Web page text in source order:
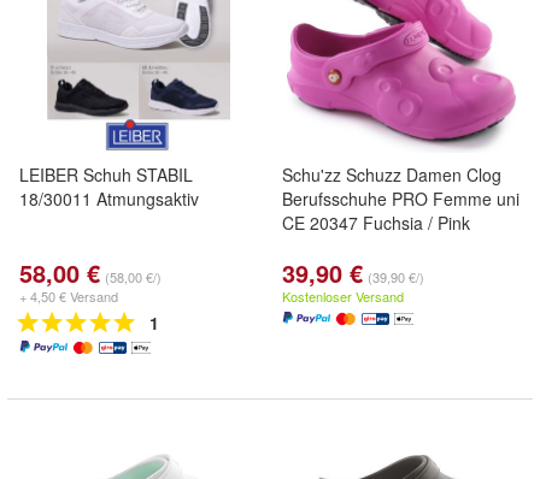
LEIBER Schuh STABIL
18/30011 Atmungsaktiv
58,00 € (58,00 €/)
+ 4,50 € Versand
1
Schu'zz Schuzz Damen Clog
Berufsschuhe PRO Femme uni
CE 20347 Fuchsia / Pink
39,90 € (39,90 €/)
Kostenloser Versand